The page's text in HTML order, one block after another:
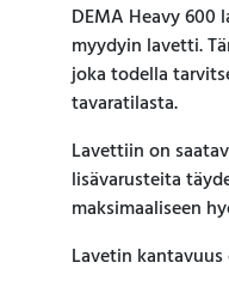
DEMA Heavy 600
myydyin lavetti.
joka todella
tavaratilasta.
Lavettiin on
lisävarusteita
maksimaaliseen
Lavetin